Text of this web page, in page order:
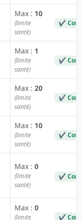
Max : 10
(limite
santé)
✔
Max : 1
(limite
santé)
✔
Max : 20
(limite
santé)
✔
Max : 10
(limite
santé)
✔
Max : 0
(limite
santé)
✔
Max : 0
(limite
✔